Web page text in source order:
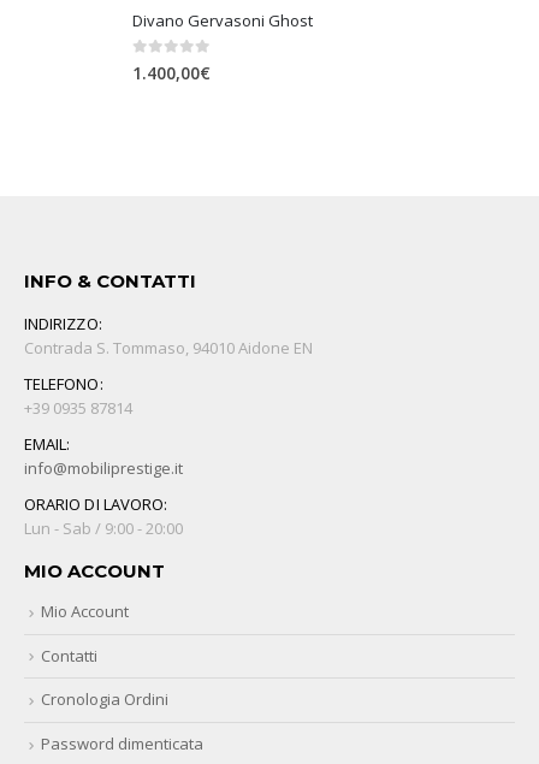
Divano Gervasoni Ghost
0 Su 5
1.400,00€
INFO & CONTATTI
INDIRIZZO:
Contrada S. Tommaso, 94010 Aidone EN
TELEFONO:
+39 0935 87814
EMAIL:
info@mobiliprestige.it
ORARIO DI LAVORO:
Lun - Sab / 9:00 - 20:00
MIO ACCOUNT
Mio Account
Contatti
Cronologia Ordini
Password dimenticata